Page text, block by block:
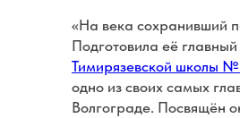
«На века сохранивший
Подготовила её
Тимирязевской школы
одно из своих самых
Волгограде. Посвящён